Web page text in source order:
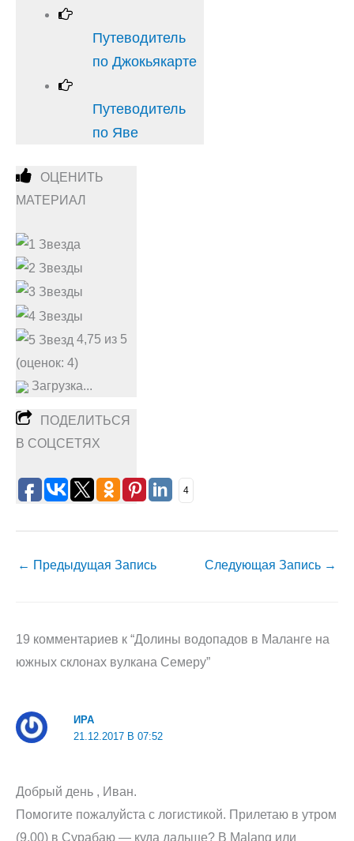
Путеводитель
по Джокьякарте
Путеводитель
по Яве
ОЦЕНИТЬ
МАТЕРИАЛ
4,75 из 5
(оценок: 4)
Загрузка...
ПОДЕЛИТЬСЯ
В СОЦСЕТЯХ
4
← Предыдущая Запись Следующая Запись →
19 комментариев к “Долины водопадов в Маланге на
южных склонах вулкана Семеру”
ИРА
21.12.2017 В 07:52
Добрый день , Иван.
Помогите пожалуйста с логистикой. Прилетаю в утром
(9.00) в Сурабаю — куда дальше? В Мalang или